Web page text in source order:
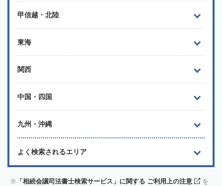
甲信越・北陸
東海
関西
中国・四国
九州・沖縄
よく検索されるエリア
「相続会議司法書士検索サービス」に関する ご利用上の注意
を